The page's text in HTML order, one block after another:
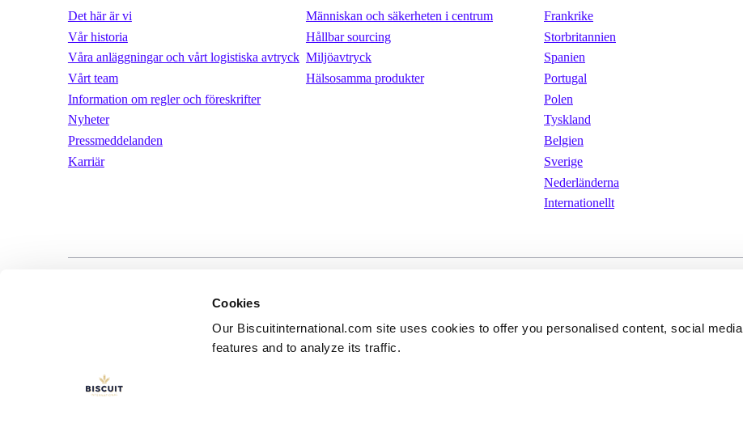
Cookies
Our Biscuitinternational.com site uses cookies to offer you personalised content, social media
features and to analyze its traffic.
Det här är vi
Vår historia
Våra anläggningar och vårt logistiska avtryck
Vårt team
Information om regler och föreskrifter
Nyheter
Pressmeddelanden
Karriär
Människan och säkerheten i centrum
Hållbar sourcing
Miljöavtryck
Hälsosamma produkter
Frankrike
Storbritannien
Spanien
Portugal
Polen
Tyskland
Belgien
Sverige
Nederländerna
Internationellt